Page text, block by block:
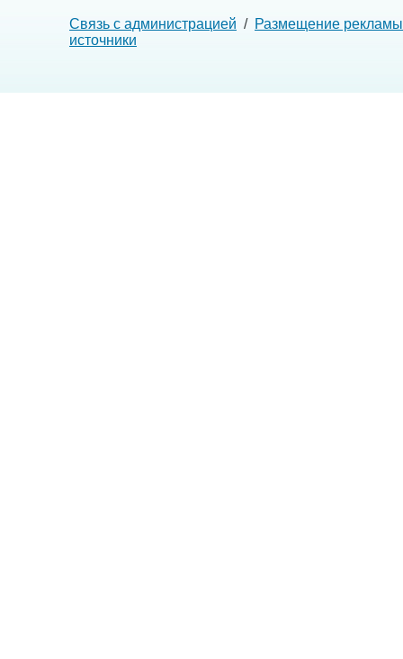
Связь с администрацией / Размещение рекламы
источники